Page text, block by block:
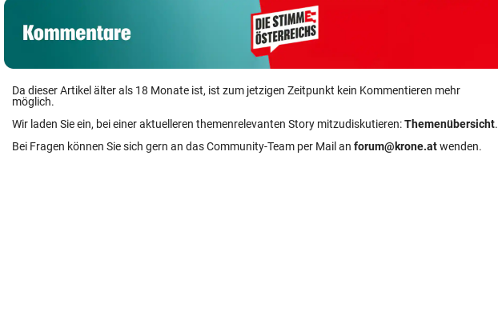
Da dieser Artikel älter als 18 Monate ist, ist zum jetzigen Zeitpunkt kein Kommentieren mehr
möglich.
Wir laden Sie ein, bei einer aktuelleren themenrelevanten Story mitzudiskutieren:Themenübersicht.
Bei Fragen können Sie sich gern an das Community-Team per Mail an forum@krone.atwenden.